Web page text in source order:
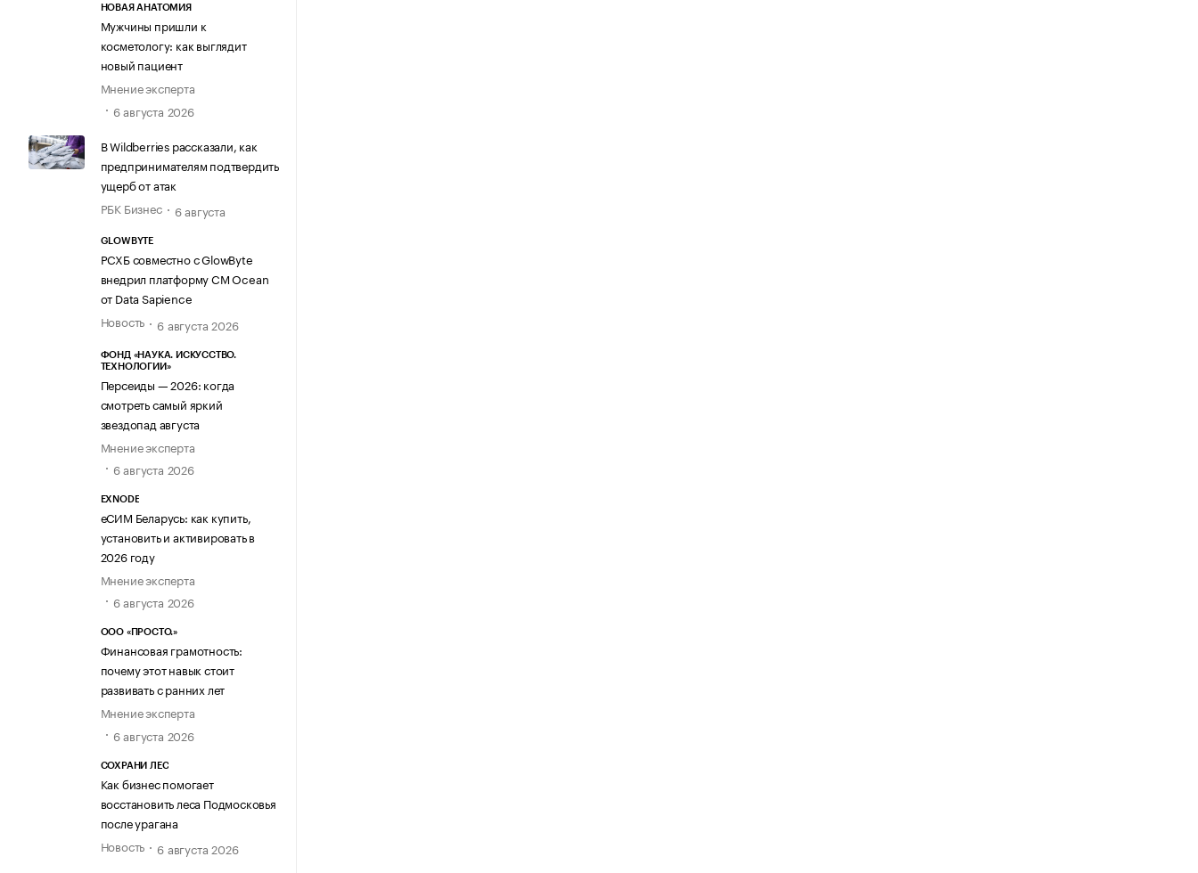
НОВАЯ АНАТОМИЯ
Мужчины пришли к
косметологу: как выглядит
новый пациент
Мнение эксперта
6 августа 2026
В Wildberries рассказали, как
предпринимателям подтвердить
ущерб от атак
РБК Бизнес
6 августа
GLOWBYTE
РСХБ совместно с GlowByte
внедрил платформу CM Ocean
от Data Sapience
Новость
6 августа 2026
ФОНД «НАУКА. ИСКУССТВО.
ТЕХНОЛОГИИ»
Персеиды — 2026: когда
смотреть самый яркий
звездопад августа
Мнение эксперта
6 августа 2026
EXNODE
еСИМ Беларусь: как купить,
установить и активировать в
2026 году
Мнение эксперта
6 августа 2026
ООО «ПРОСТО.»
Финансовая грамотность:
почему этот навык стоит
развивать с ранних лет
Мнение эксперта
6 августа 2026
СОХРАНИ ЛЕС
Как бизнес помогает
восстановить леса Подмосковья
после урагана
Новость
6 августа 2026